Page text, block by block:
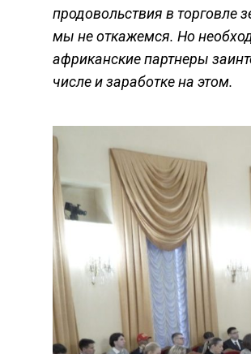
продовольствия в торговле
мы не откажемся. Но
африканские партнеры
числе и заработке на этом.